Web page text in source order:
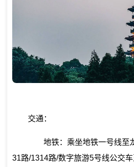
交通：
地铁：乘坐地铁一号线至
31路/1314路/数字旅游5号线公交